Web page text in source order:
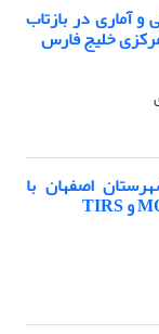
و آماری در بازتاب
خلیج فارس
اصفهان با